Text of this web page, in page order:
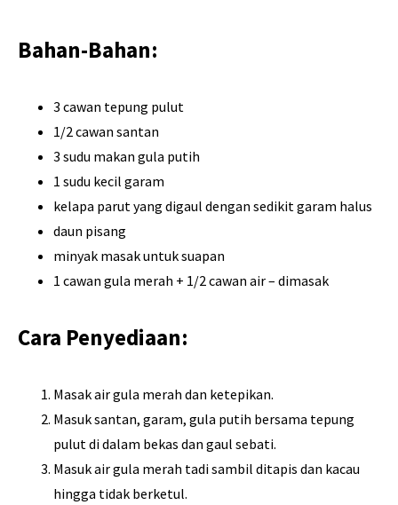
Bahan-Bahan:
3 cawan tepung pulut
1/2 cawan santan
3 sudu makan gula putih
1 sudu kecil garam
kelapa parut yang digaul dengan sedikit garam halus
daun pisang
minyak masak untuk suapan
1 cawan gula merah + 1/2 cawan air – dimasak
Cara Penyediaan:
Masak air gula merah dan ketepikan.
Masuk santan, garam, gula putih bersama tepung
pulut di dalam bekas dan gaul sebati.
Masuk air gula merah tadi sambil ditapis dan kacau
hingga tidak berketul.